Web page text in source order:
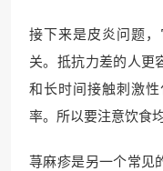
接下来是皮炎问题
关。抵抗力差的人更
和长时间接触刺激
率。所以要注意饮食
荨麻疹是另一个常见